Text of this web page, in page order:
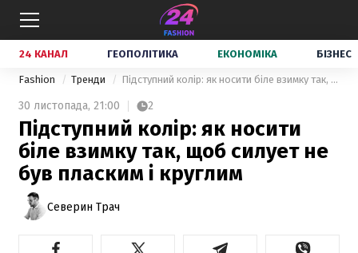
24 КАНАЛ ГЕОПОЛІТИКА ЕКОНОМІКА БІЗНЕС
Fashion Тренди Підступний колір: як носити біле взимку так, щоб силует не був пласким і круглим
30 листопада, 21:00 2
Підступний колір: як носити
біле взимку так, щоб силует не
був пласким і круглим
Северин Трач